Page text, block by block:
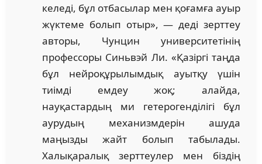
келеді, бұл отбасылар мен қоғамға ауыр
жүктеме болып отыр», — деді зерттеу
авторы, Чунцин университетінің
профессоры Синьвэй Ли. «Қазіргі таңда
бұл нейроқұрылымдық ауытқу үшін
тиімді емдеу жоқ; алайда,
науқастардың ми гетерогенділігі бұл
аурудың механизмдерін ашуда
маңызды жайт болып табылады.
Халықаралық зерттеулер мен біздің